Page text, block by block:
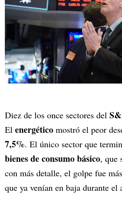
Diez de los once sectores del
El energético mostró el peor
7,5%. El único sector que
bienes de consumo básico, que
con más detalle, el golpe fue
que ya venían en baja durante